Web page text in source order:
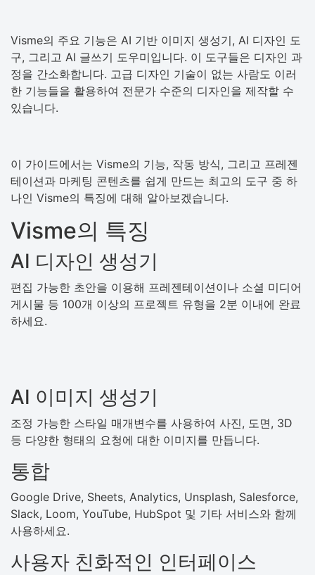
Visme의 주요 기능은 AI 기반 이미지 생성기, AI 디자인 도
구, 그리고 AI 글쓰기 도우미입니다. 이 도구들은 디자인 과
정을 간소화합니다. 고급 디자인 기술이 없는 사람도 이러
한 기능들을 활용하여 전문가 수준의 디자인을 제작할 수
있습니다.
이 가이드에서는 Visme의 기능, 작동 방식, 그리고 프레젠
테이션과 마케팅 콘텐츠를 쉽게 만드는 최고의 도구 중 하
나인 Visme의 특징에 대해 알아보겠습니다.
Visme의 특징
AI 디자인 생성기
편집 가능한 초안을 이용해 프레젠테이션이나 소셜 미디어
게시물 등 100개 이상의 프로젝트 유형을 2분 이내에 완료
하세요.
AI 이미지 생성기
조정 가능한 스타일 매개변수를 사용하여 사진, 도면, 3D
등 다양한 형태의 요청에 대한 이미지를 만듭니다.
통합
Google Drive, Sheets, Analytics, Unsplash, Salesforce,
Slack, Loom, YouTube, HubSpot 및 기타 서비스와 함께
사용하세요.
사용자 친화적인 인터페이스